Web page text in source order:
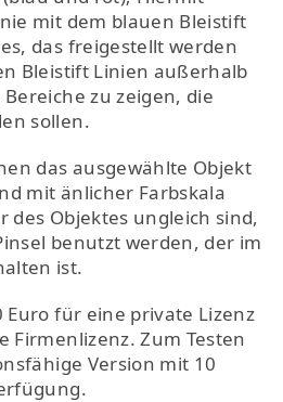
mit dem blauen Bleistift
das freigestellt werden
Bleistift Linien außerhalb
zu zeigen, die
sollen.
das ausgewählte Objekt
mit änlicher Farbskala
des Objektes ungleich sind,
benutzt werden, der im
ist.
Euro für eine private Lizenz
Firmenlizenz. Zum Testen
Version mit 10